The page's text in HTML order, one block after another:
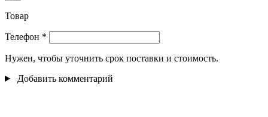
Товар
Телефон *
Нужен, чтобы уточнить срок поставки и стоимость.
Добавить комментарий